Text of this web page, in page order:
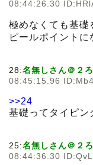
08:44:26.30
極めなくても基礎
ピールポイントに
28:名無しさん＠２
08:45:15.96
>>24
基礎ってタイピン
25:名無しさん＠２
08:44:36.30